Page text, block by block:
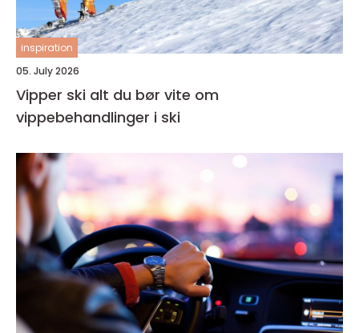
inspiration
05. July 2026
Vipper ski alt du bør vite om
vippebehandlinger i ski